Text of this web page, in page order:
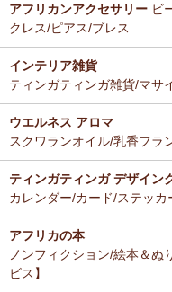
アフリカンアクセサリー ビ
クレス/ピアス/ブレス
インテリア雑貨
ティンガティンガ雑貨/マサ
ウエルネス アロマ
スクワランオイル/乳香フラ
ティンガティンガ デザイン
カレンダー/カード/ステッ
アフリカの本
ノンフィクション/絵本＆ぬ
ビス】